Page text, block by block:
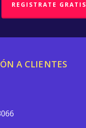
REGISTRATE GRATIS
A CLIENTES